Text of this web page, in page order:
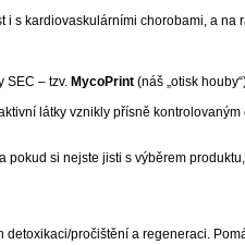
i s kardiovaskulárními chorobami, a na
SEC – tzv. MycoPrint (náš „otisk
látky vznikly přísně
si nejste jisti s výběrem
pročištění a regeneraci.